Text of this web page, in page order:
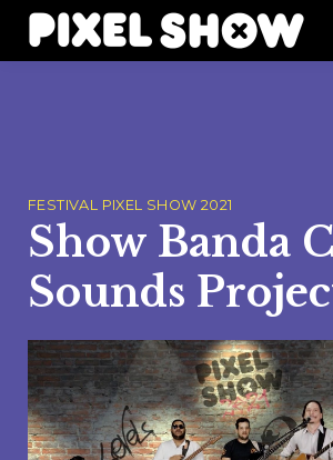
Shop
Revista Zupi
FESTIVAL PIXEL SHOW 2021
Show Banda
Sounds